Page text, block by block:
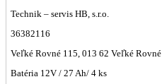
Technik – servis HB, s.r.o.
36382116
Veľké Rovné 115, 013 62 Veľké Rovné
Batéria 12V / 27 Ah/ 4 ks